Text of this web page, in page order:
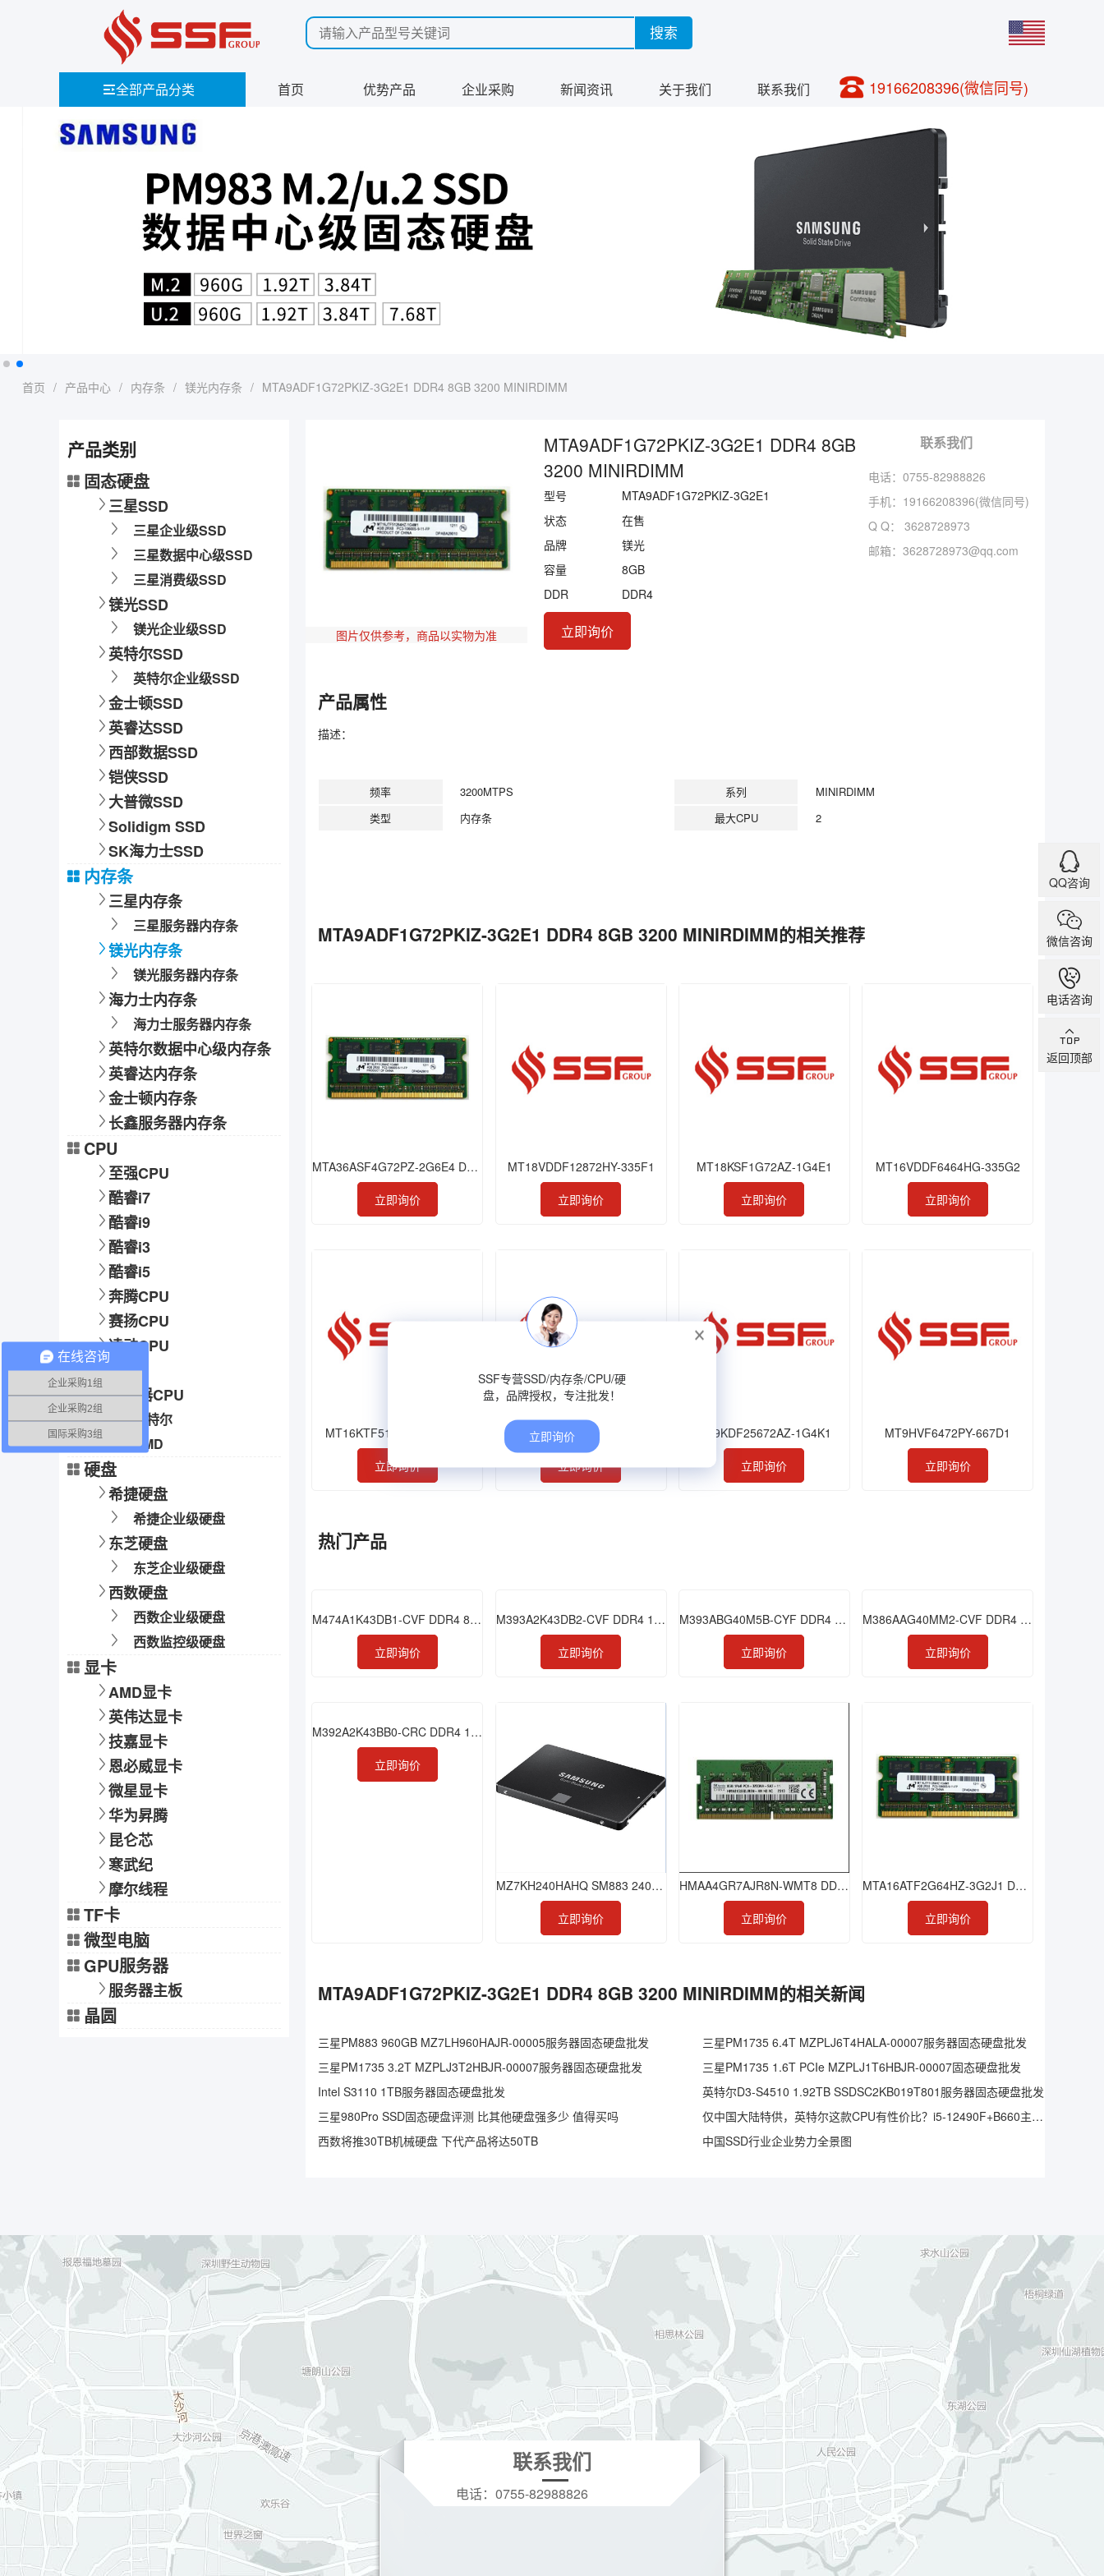
19166208396(微信同号)
全部产品分类 首页 优势产品 企业采购 新闻资讯 关于我们 联系我们
首页 / 产品中心 / 内存条 / 镁光内存条 / MTA9ADF1G72PKIZ-3G2E1 DDR4 8GB 3200 MINIRDIMM
产品类别
固态硬盘
三星SSD
三星企业级SSD
三星数据中心级SSD
三星消费级SSD
镁光SSD
镁光企业级SSD
英特尔SSD
英特尔企业级SSD
金士顿SSD
英睿达SSD
西部数据SSD
铠侠SSD
大普微SSD
Solidigm SSD
SK海力士SSD
内存条
三星内存条
三星服务器内存条
镁光内存条
镁光服务器内存条
海力士内存条
海力士服务器内存条
英特尔数据中心级内存条
英睿达内存条
金士顿内存条
长鑫服务器内存条
CPU
至强CPU
酷睿i7
酷睿i9
酷睿i3
酷睿i5
奔腾CPU
赛扬CPU
凌动CPU
AMD
服务器CPU
英特尔
AMD
硬盘
希捷硬盘
希捷企业级硬盘
东芝硬盘
东芝企业级硬盘
西数硬盘
西数企业级硬盘
西数监控级硬盘
显卡
AMD显卡
英伟达显卡
技嘉显卡
恩必威显卡
微星显卡
华为昇腾
昆仑芯
寒武纪
摩尔线程
TF卡
微型电脑
GPU服务器
服务器主板
晶圆
图片仅供参考，商品以实物为准
MTA9ADF1G72PKIZ-3G2E1 DDR4 8GB
3200 MINIRDIMM
型号
MTA9ADF1G72PKIZ-3G2E1
状态
在售
品牌
镁光
容量
8GB
DDR
DDR4
立即询价
联系我们
电话：0755-82988826
手机： 19166208396(微信同号)
Q Q： 3628728973
邮箱： 3628728973@qq.com
产品属性
描述：
频率 3200MTPS 系列
MINIRDIMM
类型
内存条 最大CPU 2
MTA9ADF1G72PKIZ-3G2E1 DDR4 8GB 3200 MINIRDIMM的相关推荐
MTA36ASF4G72PZ-2G6E4 DDR4 32GB 2666 RDIMM
立即询价
MT18VDDF12872HY-335F1
立即询价
MT18KSF1G72AZ-1G4E1
立即询价
MT16VDDF6464HG-335G2
立即询价
MT16KTF51264HZ-1G4M1
立即询价
MT8VDDT6464AG-335D3
立即询价
MT9KDF25672AZ-1G4K1
立即询价
MT9HVF6472PY-667D1
立即询价
热门产品
M474A1K43DB1-CVF DDR4 8GB 2933 ECC SODIMM
立即询价
M393A2K43DB2-CVF DDR4 16GB 2933 RDIMM
立即询价
M393ABG40M5B-CYF DDR4 256GB 2933 RDIMM
立即询价
M386AAG40MM2-CVF DDR4 128GB 2933 LRDIMM
立即询价
M392A2K43BB0-CRC DDR4 16GB 2400 VLP RDIMM
立即询价
MZ7KH240HAHQ SM883 240GB SSD
立即询价
HMAA4GR7AJR8N-WMT8 DDR4 32GB 2933 RDIMM
立即询价
MTA16ATF2G64HZ-3G2J1 DDR4 16GB 3200 SODIMM
立即询价
MTA9ADF1G72PKIZ-3G2E1 DDR4 8GB 3200 MINIRDIMM的相关新闻
三星PM883 960GB MZ7LH960HAJR-00005服务器固态硬盘批发
三星PM1735 6.4T MZPLJ6T4HALA-00007服务器固态硬盘批发
三星PM1735 3.2T MZPLJ3T2HBJR-00007服务器固态硬盘批发
三星PM1735 1.6T PCIe MZPLJ1T6HBJR-00007固态硬盘批发
Intel S3110 1TB服务器固态硬盘批发
英特尔D3-S4510 1.92TB SSDSC2KB019T801服务器固态硬盘批发
三星980Pro SSD固态硬盘评测 比其他硬盘强多少 值得买吗
仅中国大陆特供，英特尔这款CPU有性价比？i5-12490F+B660主板实测
西数将推30TB机械硬盘 下代产品将达50TB
中国SSD行业企业势力全景图
联系我们
电话： 0755-82988826
QQ咨询
微信咨询
电话咨询
返回顶部
SSF专营SSD/内存条/CPU/硬
盘，品牌授权，专注批发！
立即询价
在线咨询
企业采购1组
企业采购2组
国际采购3组